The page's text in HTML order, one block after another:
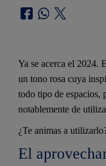
Ya se acerca el 2024.
un tono rosa cuya
todo tipo de espacios,
notablemente de
¿Te animas a
El